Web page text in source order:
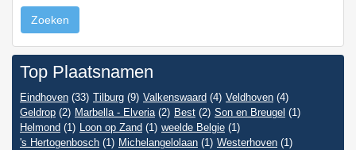
Zoeken
Top Plaatsnamen
Eindhoven (33) Tilburg (9) Valkenswaard (4) Veldhoven (4)
Geldrop (2) Marbella - Elveria (2) Best (2) Son en Breugel (1)
Helmond (1) Loon op Zand (1) weelde Belgie (1)
's Hertogenbosch (1) Michelangelolaan (1) Westerhoven (1)